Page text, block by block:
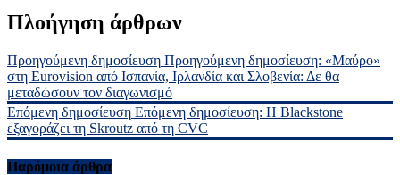
Πλοήγηση άρθρων
Προηγούμενη δημοσίευση Προηγούμενη δημοσίευση: «Μαύρο»
στη Eurovision από Ισπανία, Ιρλανδία και Σλοβενία: Δε θα
μεταδώσουν τον διαγωνισμό
Επόμενη δημοσίευση Επόμενη δημοσίευση: Η Blackstone
εξαγοράζει τη Skroutz από τη CVC
Παρόμοια άρθρα